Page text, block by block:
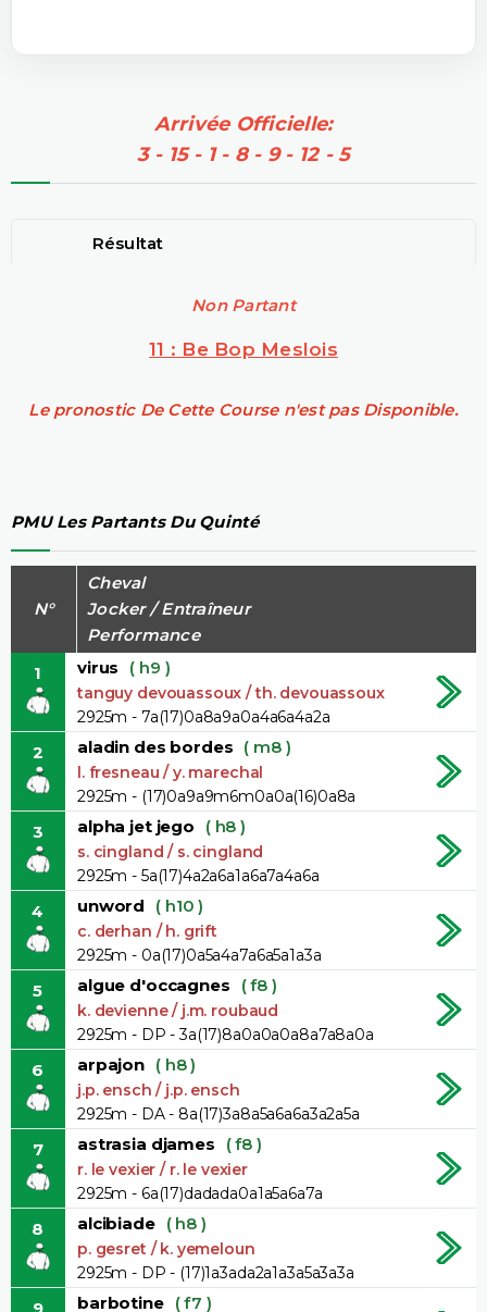
Arrivée Officielle:
3 - 15 - 1 - 8 - 9 - 12 - 5
Résultat
Non Partant
11 : Be Bop Meslois
Le pronostic De Cette Course n'est pas Disponible.
PMU Les Partants Du Quinté
N°
Cheval
Jocker / Entraîneur
Performance
1
virus ( h9 )
tanguy devouassoux / th. devouassoux
2925m - 7a(17)0a8a9a0a4a6a4a2a
2 aladin des bordes ( m8 )
l. fresneau / y. marechal
2925m - (17)0a9a9m6m0a0a(16)0a8a
3 alpha jet jego ( h8 )
s. cingland / s. cingland
2925m - 5a(17)4a2a6a1a6a7a4a6a
4 unword ( h10 )
c. derhan / h. grift
2925m - 0a(17)0a5a4a7a6a5a1a3a
5 algue d'occagnes ( f8 )
k. devienne / j.m. roubaud
2925m - DP - 3a(17)8a0a0a0a8a7a8a0a
6 arpajon ( h8 )
j.p. ensch / j.p. ensch
2925m - DA - 8a(17)3a8a5a6a6a3a2a5a
7 astrasia djames ( f8 )
r. le vexier / r. le vexier
2925m - 6a(17)dadada0a1a5a6a7a
8 alcibiade ( h8 )
p. gesret / k. yemeloun
2925m - DP - (17)1a3ada2a1a3a5a3a3a
barbotine ( f7 )